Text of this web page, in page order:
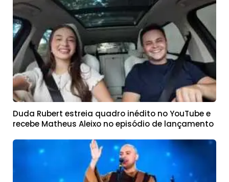
Duda Rubert estreia quadro inédito no YouTube e
recebe Matheus Aleixo no episódio de lançamento